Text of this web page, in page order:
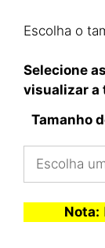
Escolha o
Selecione
visualizar a
Tamanho
Nota: